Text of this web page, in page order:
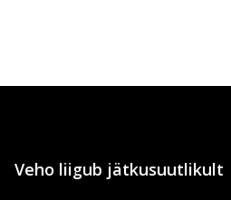
Veho liigub jätkusuutlikult